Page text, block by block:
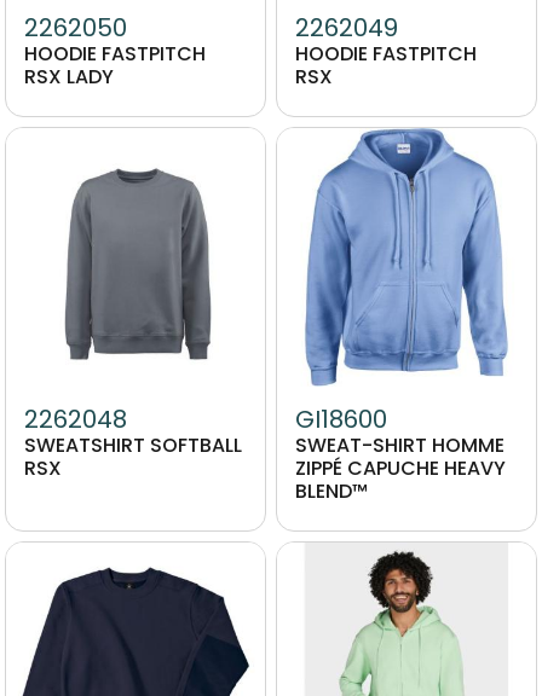
2262050
HOODIE FASTPITCH
RSX LADY
2262049
HOODIE FASTPITCH
RSX
Image
2262048
SWEATSHIRT SOFTBALL
RSX
Image
GI18600
SWEAT-SHIRT HOMME
ZIPPÉ CAPUCHE HEAVY
BLEND™
Image Image